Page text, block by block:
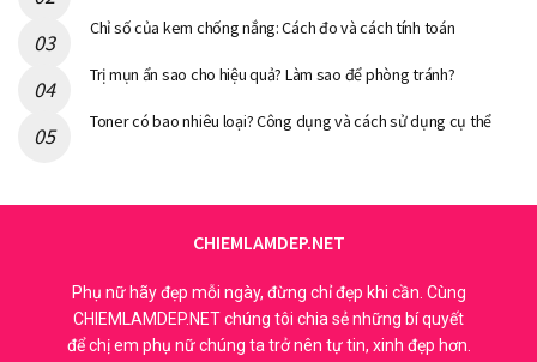
Chỉ số của kem chống nắng: Cách đo và cách tính toán
Trị mụn ẩn sao cho hiệu quả? Làm sao để phòng tránh?
Toner có bao nhiêu loại? Công dụng và cách sử dụng cụ thể
CHIEMLAMDEP.NET
Phụ nữ hãy đẹp mỗi ngày, đừng chỉ đẹp khi cần. Cùng
CHIEMLAMDEP.NET chúng tôi chia sẻ những bí quyết
để chị em phụ nữ chúng ta trở nên tự tin, xinh đẹp hơn.